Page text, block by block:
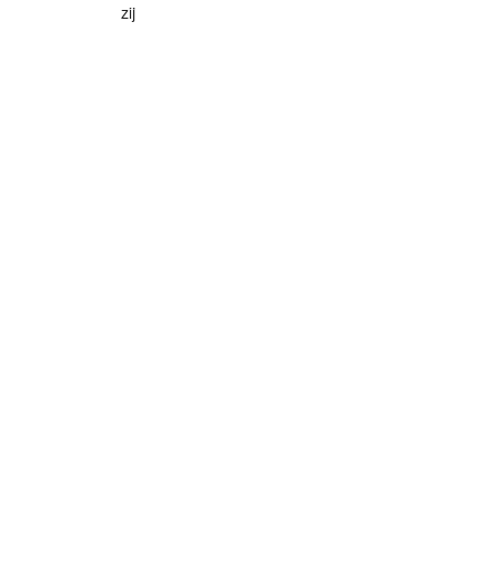
zij